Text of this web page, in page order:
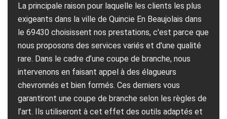
La principale raison pour laquelle les clients les plus
exigeants dans la ville de Quincie En Beaujolais dans
le 69430 choisissent nos prestations, c'est parce que
nous proposons des services variés et d'une qualité
rare. Dans le cadre d’une coupe de branche, nous
intervenons en faisant appel à des élagueurs
chevronnés et bien formés. Ces derniers vous
garantiront une coupe de branche selon les règles de
l’art. Ils utiliseront à cet effet des outils adaptés et